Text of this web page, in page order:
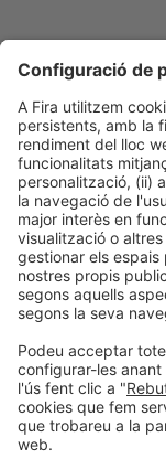
COOKIES
Aquesta Política
actualitzada en
que la revisis
Actualitzada per
CO-CELEBRACIÓ: